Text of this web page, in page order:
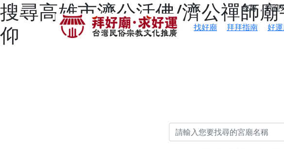
搜尋高雄市濟公活佛/濟公禪師
仰
您好，歡迎
找好廟
拜拜指南 好